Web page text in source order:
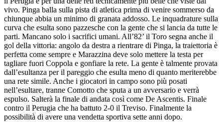
vivo. Pinga balla sulla pista di atletica prima di venire sommerso da
chiunque abbia un minimo di granata addosso. Le inquadrature sulla
curva che esulta sono pazzesche con la gente che si lancia da tutte le
parti. Mancano solo i sacrifici umani. All’82’ il Toro segna anche il
gol della vittoria: angolo da destra a rientrare di Pinga, la traiettoria è
perfetta come sempre e Marazzina deve solo mettere la testa per
tagliare fuori Coppola e gonfiare la rete. La gente è talmente provata
dall’esultanza per il pareggio che esulta meno di quanto meriterebbe
una rete simile. Anche i giocatori in campo sono più posati
nell’esultare, tranne Comotto che sputa a un avversario e verrà
espulso. Salterà la finale di andata così come De Ascentis. Finale
contro il Perugia che ha battuto 2-0 il Treviso. Finalmente la
possibilità di avere una vendetta sportiva sette anni dopo.